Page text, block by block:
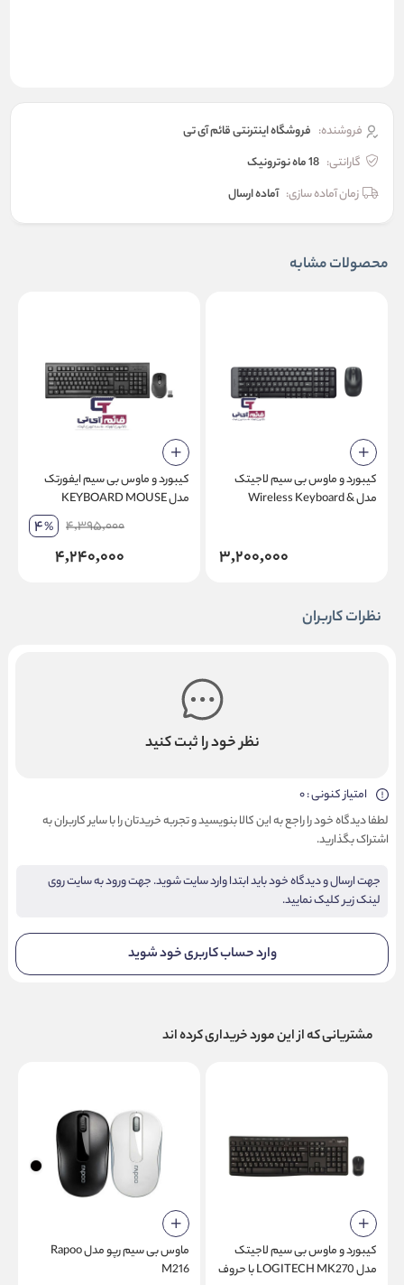
فروشنده: فروشگاه اینترنتی قائم آی تی
گارانتی: 18 ماه نوترونیک
زمان آماده سازی: آماده ارسال
محصولات مشابه
کیبورد و ماوس بی سیم لاجیتک
مدل Wireless Keyboard &
3,200,000
کیبورد و ماوس بی سیم ایفورتک
مدل KEYBOARD MOUSE
A4TECH WIRLESS 7100N
4,395,000
4%
4,240,000
نظرات کاربران
نظر خود را ثبت کنید
امتیاز کنونی : 0
لطفا دیدگاه خود را راجع به این کالا بنویسید و تجربه خریدتان را با سایر کاربران به
اشتراک بگذارید.
جهت ارسال و دیدگاه خود باید ابتدا وارد سایت شوید. جهت ورود به سایت روی
لینک زیر کلیک نمایید.
وارد حساب کاربری خود شوید
مشتریانی که از این مورد خریداری کرده اند
کیبورد و ماوس بی سیم لاجیتک
مدل LOGITECH MK270 با حروف
ماوس بی سیم رپو مدل Rapoo
M216